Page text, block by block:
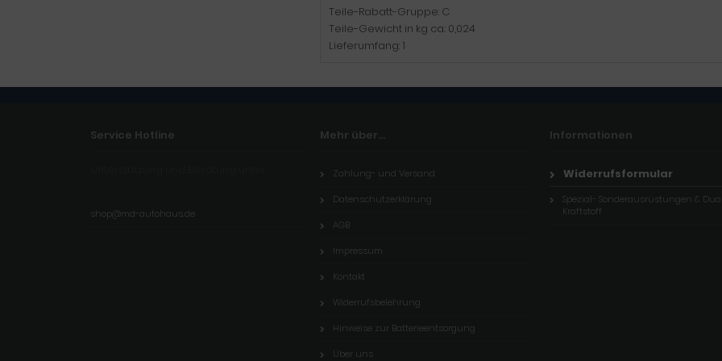
Teile-Rabatt-Gruppe: C
Teile-Gewicht in kg ca.: 0,024
Lieferumfang: 1
Service Hotline
shop@md-autohaus.de
Mehr über...
Zahlung- und Versand
Datenschutzerklärung
AGB
Impressum
Kontakt
Widerrufsbelehrung
Hinweise zur Batterieentsorgung
Über uns
Informationen
Widerrufsformular
Spezial- Sonderausrüstungen &
Kraftstoff